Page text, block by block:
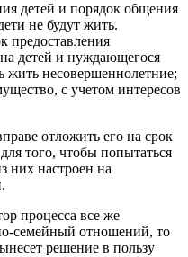
детей и порядок общения
не будут жить.
предоставления
детей и нуждающегося
жить несовершеннолетние;
с учетом интересов
отложить его на срок
того, чтобы попытаться
них настроен на
процесса все же
семейный отношений, то
решение в пользу